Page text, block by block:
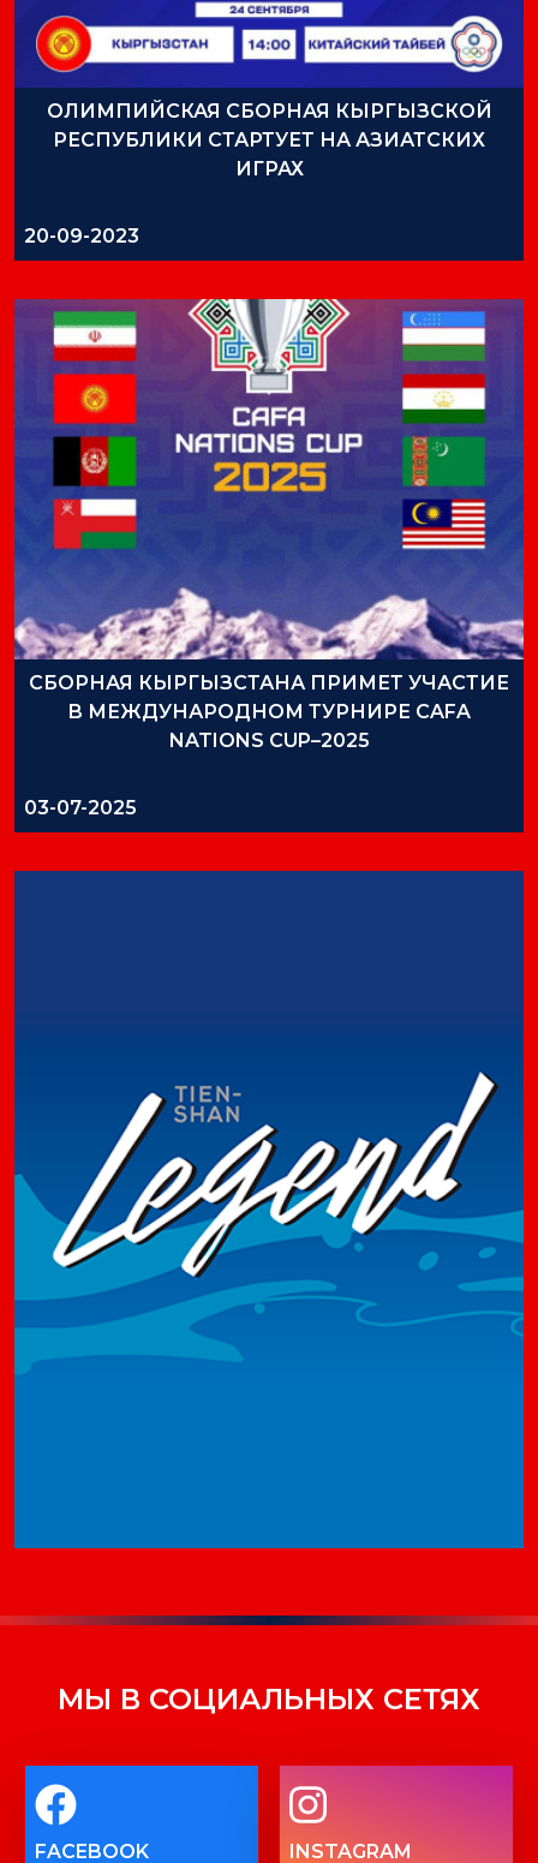
ОЛИМПИЙСКАЯ СБОРНАЯ КЫРГЫЗСКОЙ
РЕСПУБЛИКИ СТАРТУЕТ НА АЗИАТСКИХ
ИГРАХ
20-09-2023
СБОРНАЯ КЫРГЫЗСТАНА ПРИМЕТ УЧАСТИЕ
В МЕЖДУНАРОДНОМ ТУРНИРЕ CAFA
NATIONS CUP–2025
03-07-2025
МЫ В СОЦИАЛЬНЫХ СЕТЯХ
FACEBOOK INSTAGRAM